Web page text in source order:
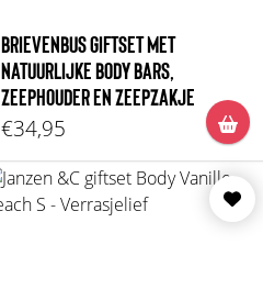
BRIEVENBUS GIFTSET MET
NATUURLIJKE BODY BARS,
ZEEPHOUDER EN ZEEPZAKJE
€34,95